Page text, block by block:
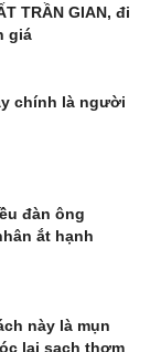
TRẦN GIAN, đi
giá
chính là người
đàn ông
ắt hạnh
này là mụn
lại sạch thơm